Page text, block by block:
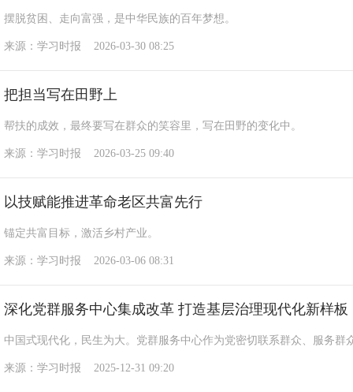
摆脱贫困、走向富强，是中华民族的百年梦想。
来源：学习时报 2026-03-30 08:25
把担当写在田野上
帮扶的成效，最终要写在群众的笑容里，写在田野的变化中。
来源：学习时报 2026-03-25 09:40
以技赋能推进革命老区共富先行
锚定共富目标，激活乡村产业。
来源：学习时报 2026-03-06 08:31
深化党群服务中心集成改革 打造基层治理现代化新样板
中国式现代化，民生为大。党群服务中心作为党密切联系群众、服务
来源：学习时报 2025-12-31 09:20